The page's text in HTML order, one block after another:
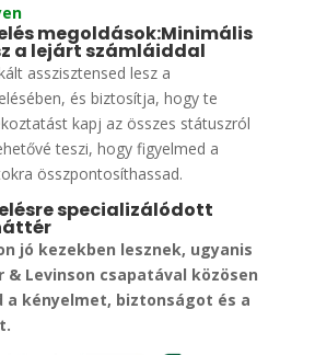
megoldások:Minimális
a lejárt számláiddal
asszisztensed lesz a
és biztosítja, hogy te
kapj az összes státuszról
teszi, hogy figyelmed a
összpontosíthassad.
specializálódott
jó kezekben lesznek, ugyanis
& Levinson csapatával közösen
a kényelmet, biztonságot és a